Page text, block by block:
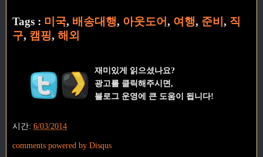
Tags : 미국, 배송대행, 아웃도어, 여행, 준비 , 직
구, 캠핑, 해외
재미있게 읽으셨나요?
광고를 클릭해주시면,
블로그 운영에 큰 도움이 됩니다!
시간: 6/03/2014
comments powered by Disqus